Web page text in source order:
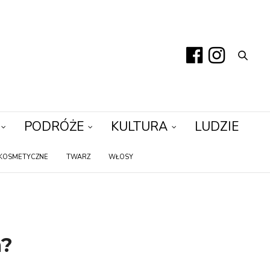
PODRÓŻE KULTURA LUDZIE
TWARZ WŁOSY